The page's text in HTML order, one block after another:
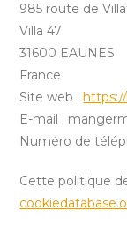
985 route de
Villa 47
31600 EAUNES
France
Site web :
E-mail :
Numéro de
Cette politique